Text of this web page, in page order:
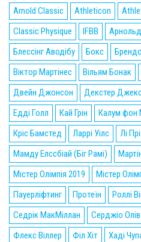
Arnold Classic Athleticon
Classic Physique
IFBB
Блессінг Аводібу
Бокс
Віктор Мартінес
Вільям Бонак
Двейн Джонсон
Декстер
Едді Голл
Кай Грін Калум фон
Кріс Бамстед
Ларрі Уілс Лі
Мамду Елссбіай (Біг Рамі)
Містер Олімпія 2019
Містер
Пауерліфтинг
Протеїн Роллі
Седрік МакМіллан
Серджіо
Флекс Віллер
Філ Хіт Хаді